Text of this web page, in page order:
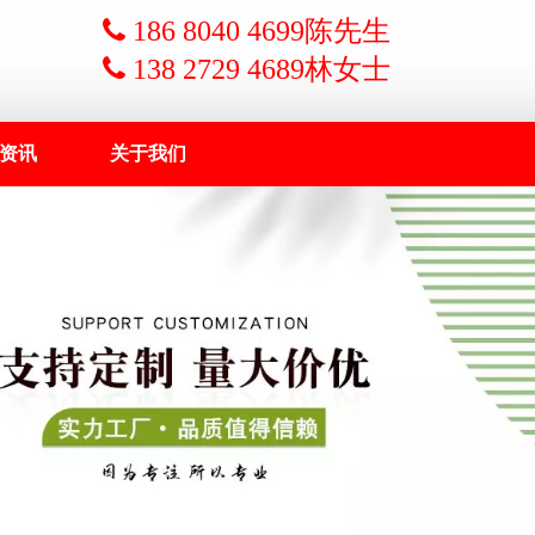
 186 8040 4699陈先生
 138 2729 4689林女士
讯 关于我们